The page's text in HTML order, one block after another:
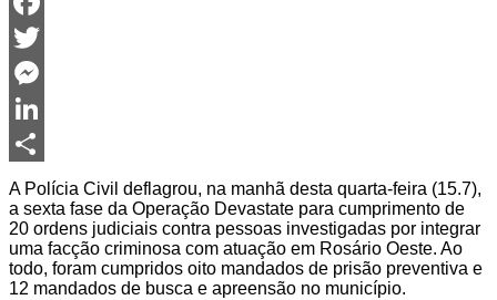
Facebook
Twitter
Messenger
LinkedIn
Share
A Polícia Civil deflagrou, na manhã desta quarta-feira (15.7),
a sexta fase da Operação Devastate para cumprimento de
20 ordens judiciais contra pessoas investigadas por integrar
uma facção criminosa com atuação em Rosário Oeste. Ao
todo, foram cumpridos oito mandados de prisão preventiva e
12 mandados de busca e apreensão no município.